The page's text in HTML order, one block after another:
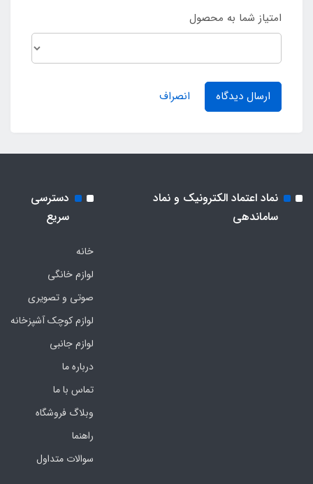
امتیاز شما به محصول
ارسال دیدگاه انصراف
نماد اعتماد الکترونیک و نماد
ساماندهی
دسترسی
سریع
خانه
لوازم خانگی
صوتی و تصویری
لوازم کوچک آشپزخانه
لوازم جانبی
درباره ما
تماس با ما
وبلاگ فروشگاه
راهنما
سوالات متداول